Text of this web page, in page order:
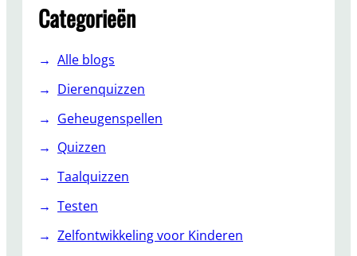
Categorieën
Alle blogs
Dierenquizzen
Geheugenspellen
Quizzen
Taalquizzen
Testen
Zelfontwikkeling voor Kinderen